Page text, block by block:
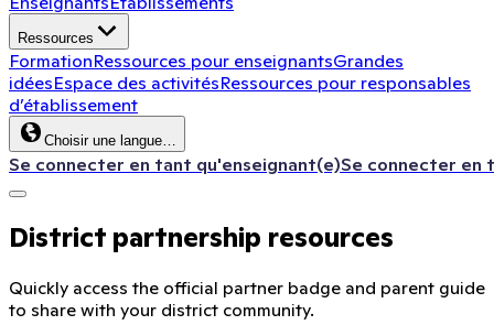
Ressources
FormationRessources pour enseignantsGrandes
idéesEspace des activitésRessources pour responsables
d’établissement
Choisir une langue…
Se connecter en tant qu'enseignant(e)Se connecter en
District partnership resources
Quickly access the official partner badge and parent guide
to share with your district community.